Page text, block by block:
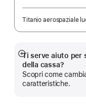
Titanio aerospaziale
Ti serve aiuto per
della cassa?
Scopri come
caratteristiche.
Mostra
di
più